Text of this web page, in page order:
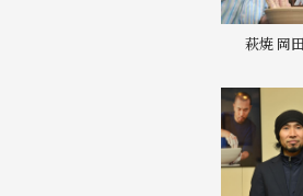
萩焼 岡